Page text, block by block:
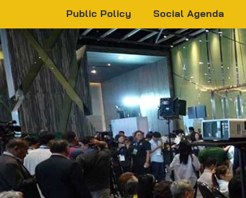
Public Policy Social Agenda